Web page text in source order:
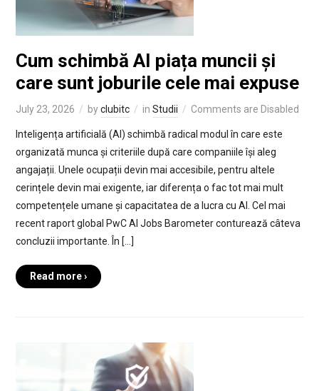
Cum schimbă AI piața muncii și
care sunt joburile cele mai expuse
July 23, 2026 byclubitc in Studii Comments are Disabled
Inteligența artificială (AI) schimbă radical modul în care este
organizată munca și criteriile după care companiile își aleg
angajații. Unele ocupații devin mai accesibile, pentru altele
cerințele devin mai exigente, iar diferența o fac tot mai mult
competențele umane și capacitatea de a lucra cu AI. Cel mai
recent raport global PwC AI Jobs Barometer conturează câteva
concluzii importante. În […]
Read more ›